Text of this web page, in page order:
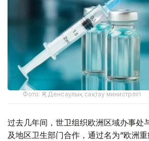
Фото: ҚР Денсаулық сақтау министрлігі
过去几年间，世卫组织欧洲区域办事处
及地区卫生部门合作，通过名为“欧洲